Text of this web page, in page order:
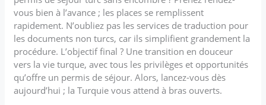
vous bien à l’avance ; les places se remplissent
rapidement. N’oubliez pas les services de traduction pour
les documents non turcs, car ils simplifient grandement la
procédure. L’objectif final ? Une transition en douceur
vers la vie turque, avec tous les privilèges et opportunités
qu’offre un permis de séjour. Alors, lancez-vous dès
aujourd’hui ; la Turquie vous attend à bras ouverts.